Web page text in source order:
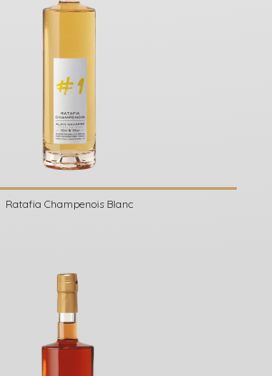
Ratafia Champenois Blanc